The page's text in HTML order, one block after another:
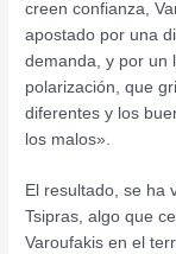
creen confianza,
apostado por una
demanda, y por un
polarización, que
diferentes y los
los malos».
El resultado, se ha
Tsipras, algo que
Varoufakis en el